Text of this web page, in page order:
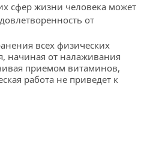
сфер жизни человека может
от
всех физических
начиная от налаживания
приемом витаминов,
работа не приведет к